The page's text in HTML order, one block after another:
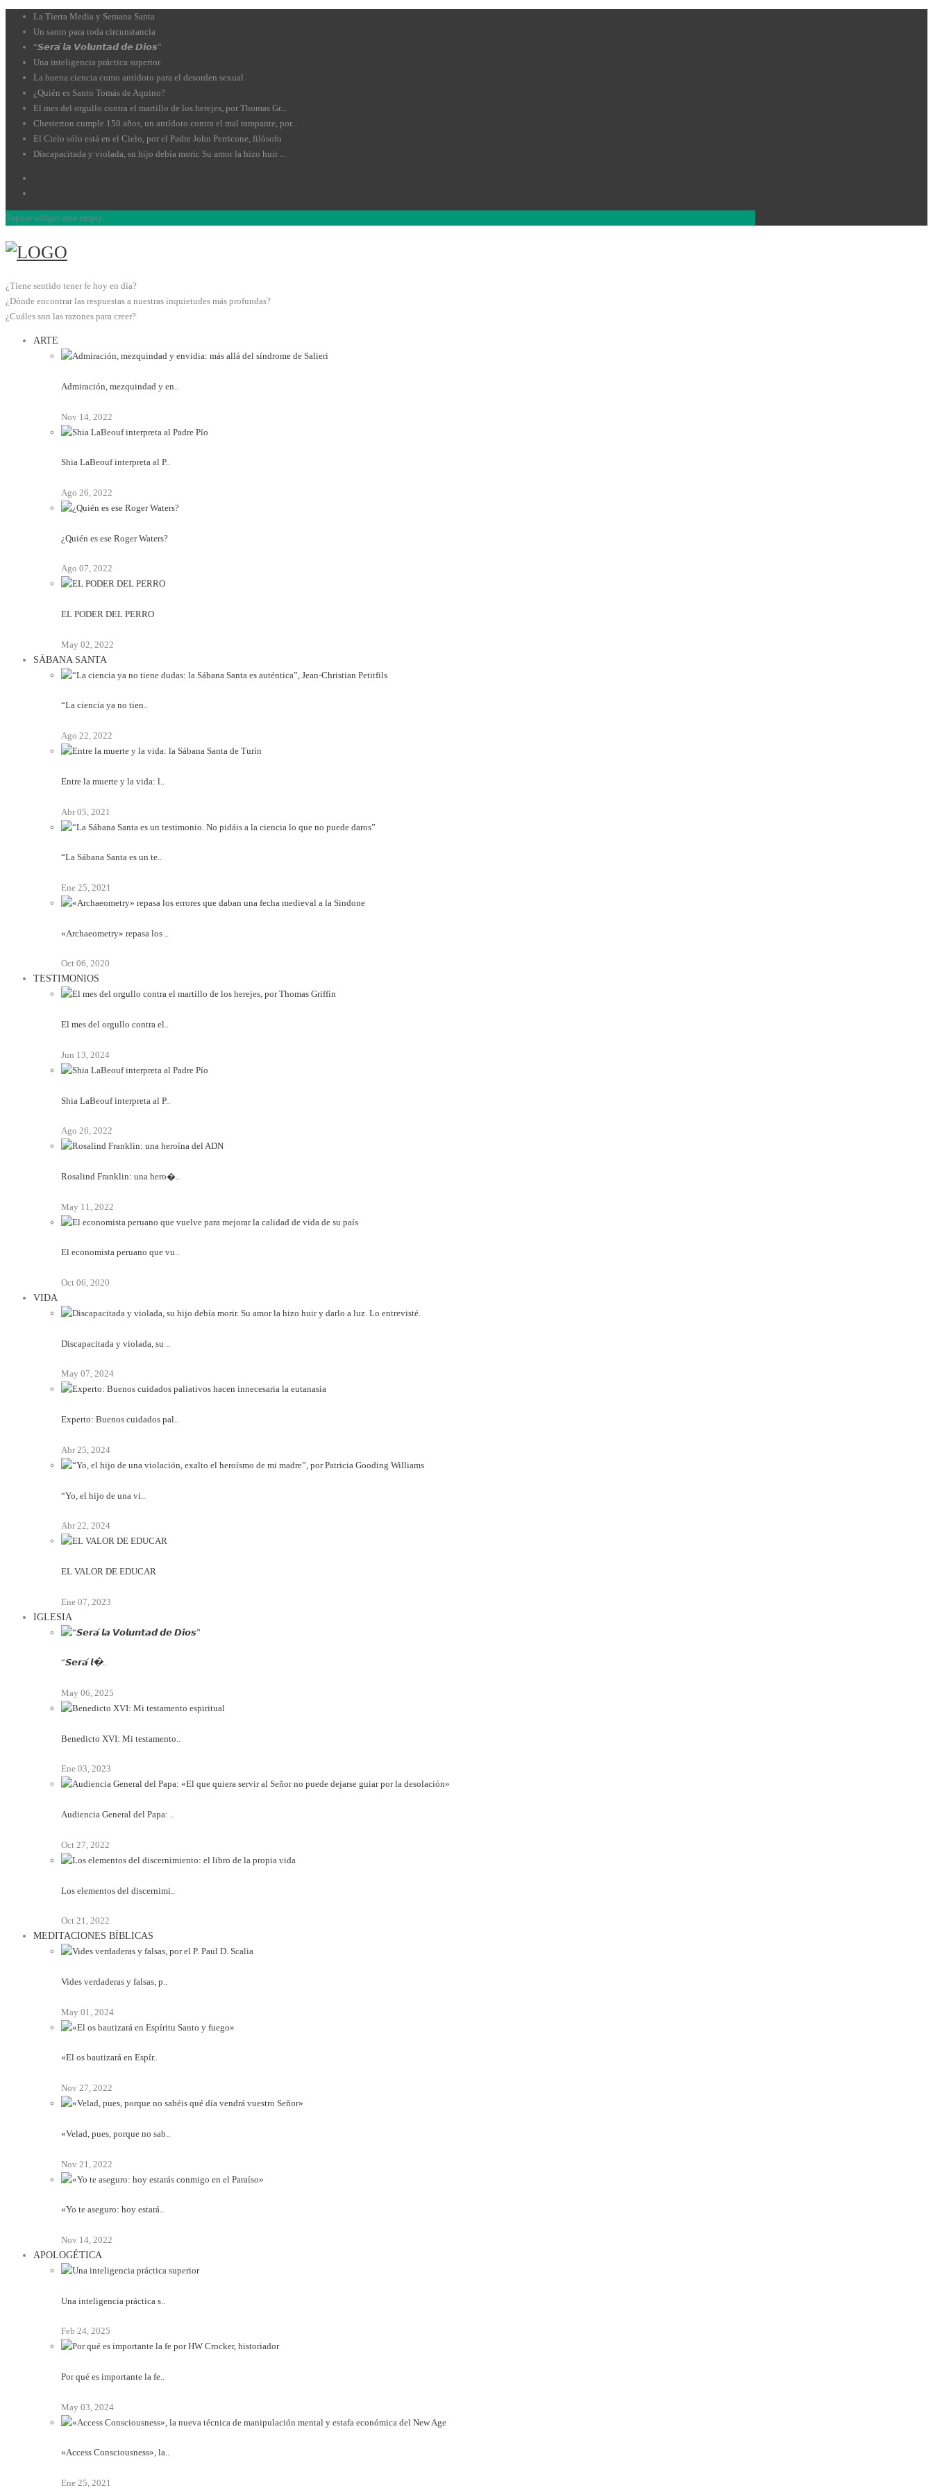
La Tierra Media y Semana Santa
Un santo para toda circunstancia
“𝙎𝙚𝙧𝙖́ 𝙡𝙖 𝙑𝙤𝙡𝙪𝙣𝙩𝙖𝙙 𝙙𝙚 𝘿𝙞𝙤𝙨”
Una inteligencia práctica superior
La buena ciencia como antídoto para el desorden sexual
¿Quién es Santo Tomás de Aquino?
El mes del orgullo contra el martillo de los herejes, por Thomas Gr...
Chesterton cumple 150 años, un antídoto contra el mal rampante, por...
El Cielo sólo está en el Cielo, por el Padre John Perricone, filósofo
Discapacitada y violada, su hijo debía morir. Su amor la hizo huir ...
Topbar widget area empty.
¿Tiene sentido tener fe hoy en día?
¿Dónde encontrar las respuestas a nuestras inquietudes más profundas?
¿Cuáles son las razones para creer?
ARTE
Admiración, mezquindad y en..
Nov 14, 2022
Shia LaBeouf interpreta al P..
Ago 26, 2022
¿Quién es ese Roger Waters?
Ago 07, 2022
EL PODER DEL PERRO
May 02, 2022
SÁBANA SANTA
“La ciencia ya no tien..
Ago 22, 2022
Entre la muerte y la vida: l..
Abr 05, 2021
“La Sábana Santa es un te..
Ene 25, 2021
«Archaeometry» repasa los ..
Oct 06, 2020
TESTIMONIOS
El mes del orgullo contra el..
Jun 13, 2024
Shia LaBeouf interpreta al P..
Ago 26, 2022
Rosalind Franklin: una hero�..
May 11, 2022
El economista peruano que vu..
Oct 06, 2020
VIDA
Discapacitada y violada, su ..
May 07, 2024
Experto: Buenos cuidados pal..
Abr 25, 2024
“Yo, el hijo de una vi..
Abr 22, 2024
EL VALOR DE EDUCAR
Ene 07, 2023
IGLESIA
“𝙎𝙚𝙧𝙖́ 𝙡�..
May 06, 2025
Benedicto XVI: Mi testamento..
Ene 03, 2023
Audiencia General del Papa: ..
Oct 27, 2022
Los elementos del discernimi..
Oct 21, 2022
MEDITACIONES BÍBLICAS
Vides verdaderas y falsas, p..
May 01, 2024
«El os bautizará en Espír..
Nov 27, 2022
«Velad, pues, porque no sab..
Nov 21, 2022
«Yo te aseguro: hoy estará..
Nov 14, 2022
APOLOGÉTICA
Una inteligencia práctica s..
Feb 24, 2025
Por qué es importante la fe..
May 03, 2024
«Access Consciousness», la..
Ene 25, 2021